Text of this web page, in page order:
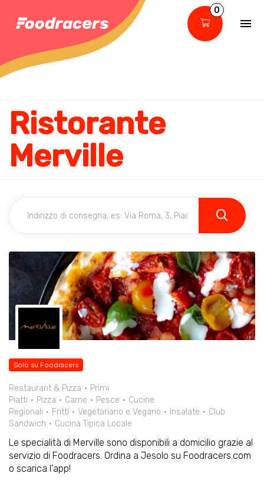
0
Ristorante
Merville
Solo su Foodracers
Restaurant & Pizza
Primi
Piatti
Pizza Carne Pesce
Cucine
Regionali
Fritti Vegetariano e Vegano Insalate
Club
Sandwich
Cucina Tipica Locale
Le specialità di Merville sono disponibili a domicilio grazie al
servizio di Foodracers. Ordina a Jesolo su Foodracers.com
o scarica l'app!